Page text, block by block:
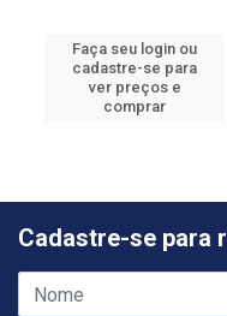
Faça seu login ou
cadastre-se para
ver preços e
comprar
Cadastre-se para